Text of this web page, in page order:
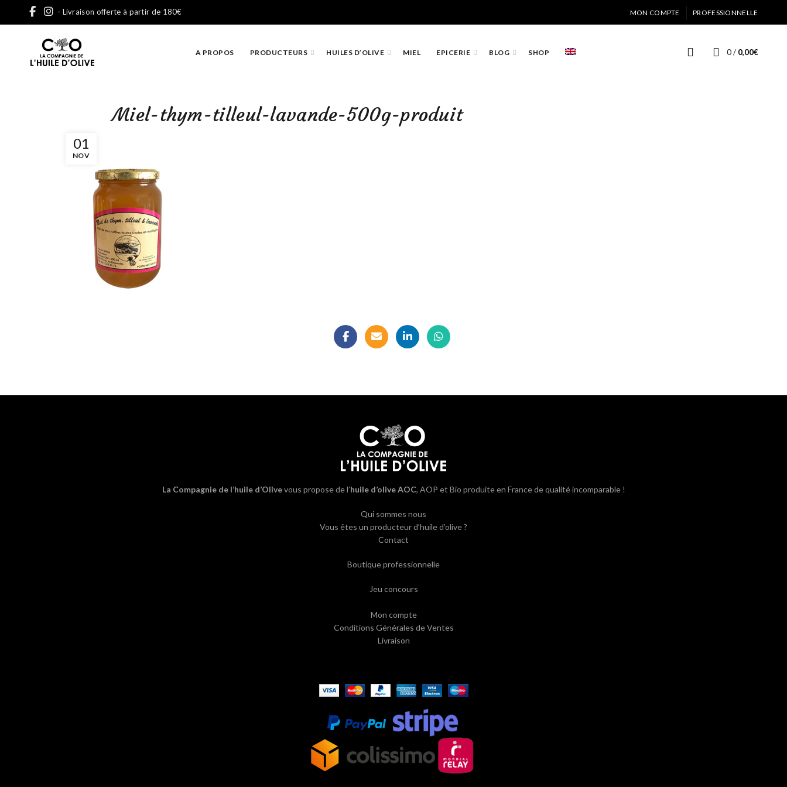
- Livraison offerte à partir de 180€ MON COMPTE PROFESSIONNELLE
A PROPOS PRODUCTEURS HUILES D’OLIVE MIEL EPICERIE BLOG SHOP 0 / 0,00€
01
NOV
Miel-thym-tilleul-lavande-500g-produit
La Compagnie de l’huile d’Olivevous propose de l’huile d’olive AOC, AOP et Bio produite en France de qualité incomparable !
Qui sommes nous
Vous êtes un producteur d’huile d’olive ?
Contact
Boutique professionnelle
Jeu concours
Mon compte
Conditions Générales de Ventes
Livraison